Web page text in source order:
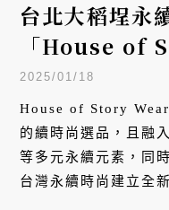
台北大稻埕永
「House of
20個永續品牌
概念選物店
2025/01/18
House of Story
的續時尚選品，且融
等多元永續元素，同
台灣永續時尚建立全